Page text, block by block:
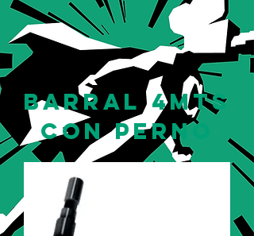
barral 4mts
con perno